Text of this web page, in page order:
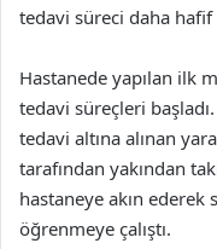
tedavi süreci daha hafif
Hastanede yapılan ilk
tedavi süreçleri
tedavi altına alınan
tarafından yakından
hastaneye akın
öğrenmeye çalıştı.